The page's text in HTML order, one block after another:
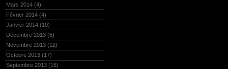
Mars 2014 (4)
Février 2014 (4)
Janvier 2014 (10)
Décembre 2013 (6)
Novembre 2013 (12)
Octobre 2013 (17)
Septembre 2013 (16)